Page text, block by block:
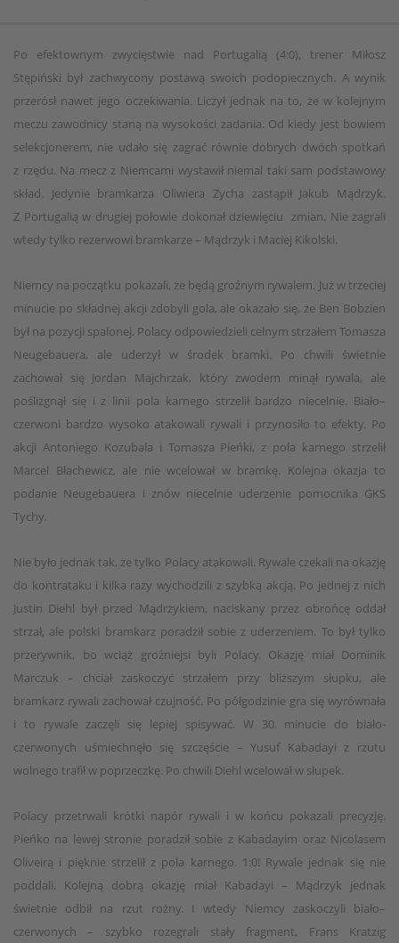
Po efektownym zwycięstwie nad Portugalią (4:0), trener Miłosz
Stępiński był zachwycony postawą swoich podopiecznych. A wynik
przerósł nawet jego oczekiwania. Liczył jednak na to, że w kolejnym
meczu zawodnicy staną na wysokości zadania. Od kiedy jest bowiem
selekcjonerem, nie udało się zagrać równie dobrych dwóch spotkań
z rzędu. Na mecz z Niemcami wystawił niemal taki sam podstawowy
skład. Jedynie bramkarza Oliwiera Zycha zastąpił Jakub Mądrzyk.
Z Portugalią w drugiej połowie dokonał dziewięciu zmian. Nie zagrali
wtedy tylko rezerwowi bramkarze – Mądrzyk i Maciej Kikolski.
Niemcy na początku pokazali, że będą groźnym rywalem. Już w trzeciej
minucie po składnej akcji zdobyli gola, ale okazało się, że Ben Bobzien
był na pozycji spalonej. Polacy odpowiedzieli celnym strzałem Tomasza
Neugebauera, ale uderzył w środek bramki. Po chwili świetnie
zachował się Jordan Majchrzak, który zwodem minął rywala, ale
poślizgnął się i z linii pola karnego strzelił bardzo niecelnie. Biało–
czerwoni bardzo wysoko atakowali rywali i przynosiło to efekty. Po
akcji Antoniego Kozubala i Tomasza Pieńki, z pola karnego strzelił
Marcel Błachewicz, ale nie wcelował w bramkę. Kolejna okazja to
podanie Neugebauera i znów niecelnie uderzenie pomocnika GKS
Tychy.
Nie było jednak tak, że tylko Polacy atakowali. Rywale czekali na okazję
do kontrataku i kilka razy wychodzili z szybką akcją. Po jednej z nich
Justin Diehl był przed Mądrzykiem, naciskany przez obrońcę oddał
strzał, ale polski bramkarz poradził sobie z uderzeniem. To był tylko
przerywnik, bo wciąż groźniejsi byli Polacy. Okazję miał Dominik
Marczuk – chciał zaskoczyć strzałem przy bliższym słupku, ale
bramkarz rywali zachował czujność. Po półgodzinie gra się wyrównała
i to rywale zaczęli się lepiej spisywać. W 30. minucie do biało-
czerwonych uśmiechnęło się szczęście – Yusuf Kabadayi z rzutu
wolnego trafił w poprzeczkę. Po chwili Diehl wcelował w słupek.
Polacy przetrwali krótki napór rywali i w końcu pokazali precyzję.
Pieńko na lewej stronie poradził sobie z Kabadayim oraz Nicolasem
Oliveirą i pięknie strzelił z pola karnego. 1:0! Rywale jednak się nie
poddali. Kolejną dobrą okazję miał Kabadayi – Mądrzyk jednak
świetnie odbił na rzut rożny. I wtedy Niemcy zaskoczyli biało–
czerwonych – szybko rozegrali stały fragment, Frans Kratzig